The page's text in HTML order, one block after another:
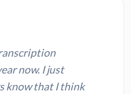
now. I just
know that I think